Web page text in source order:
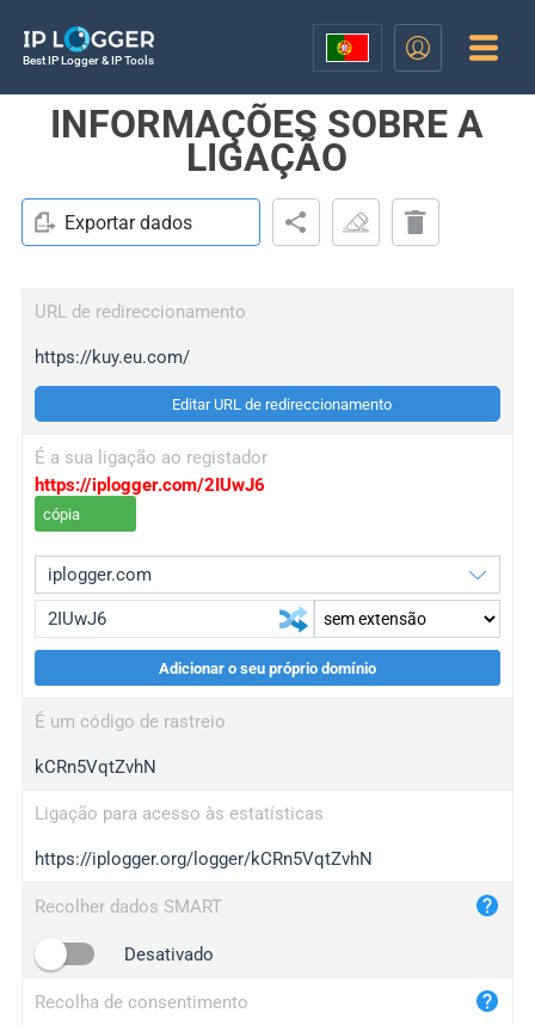
Best IP Logger & IP Tools
INFORMAÇÕES SOBRE A
LIGAÇÃO
Exportar dados
URL de redireccionamento
https://kuy.eu.com/
Editar URL de redireccionamento
É a sua ligação ao registador
https://iplogger.com/2IUwJ6
cópia
wl.gl
ed.tc
bc.ax
iplogger.com
maper.info
2no.co
yip.su
Adicionar o seu próprio domínio
É um código de rastreio
kCRn5VqtZvhN
Ligação para acesso às estatísticas
https://iplogger.org/logger/kCRn5VqtZvhN
Recolher dados SMART
Desativado
Recolha de consentimento